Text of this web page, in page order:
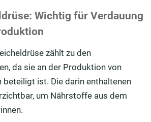
Wichtig für Verdauung
zählt zu den
da sie an der Produktion von
beteiligt ist. Die darin enthaltenen
um Nährstoffe aus dem